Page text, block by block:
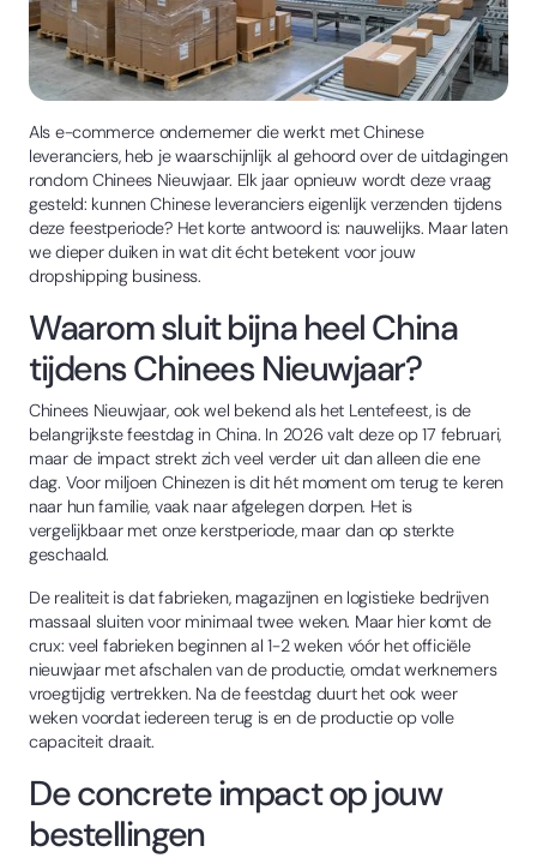
Als e-commerce ondernemer die werkt met Chinese
leveranciers, heb je waarschijnlijk al gehoord over de uitdagingen
rondom Chinees Nieuwjaar. Elk jaar opnieuw wordt deze vraag
gesteld: kunnen Chinese leveranciers eigenlijk verzenden tijdens
deze feestperiode? Het korte antwoord is: nauwelijks. Maar laten
we dieper duiken in wat dit écht betekent voor jouw
dropshipping business.
Waarom sluit bijna heel China
tijdens Chinees Nieuwjaar?
Chinees Nieuwjaar, ook wel bekend als het Lentefeest, is de
belangrijkste feestdag in China. In 2026 valt deze op 17 februari,
maar de impact strekt zich veel verder uit dan alleen die ene
dag. Voor miljoen Chinezen is dit hét moment om terug te keren
naar hun familie, vaak naar afgelegen dorpen. Het is
vergelijkbaar met onze kerstperiode, maar dan op sterkte
geschaald.
De realiteit is dat fabrieken, magazijnen en logistieke bedrijven
massaal sluiten voor minimaal twee weken. Maar hier komt de
crux: veel fabrieken beginnen al 1-2 weken vóór het officiële
nieuwjaar met afschalen van de productie, omdat werknemers
vroegtijdig vertrekken. Na de feestdag duurt het ook weer
weken voordat iedereen terug is en de productie op volle
capaciteit draait.
De concrete impact op jouw
bestellingen